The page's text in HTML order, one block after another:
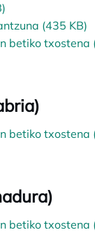
(435 KB)
betiko txostena
betiko txostena
betiko txostena